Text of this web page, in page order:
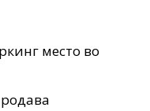
место во